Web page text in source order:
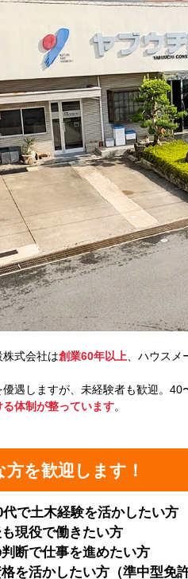
式会社は創業60年以上 、ハウス
優遇しますが、未経験者も歓迎。
体制が整っています。
方を歓迎します！
代で土木経験を活かしたい方
現役で働きたい方
断で仕事を進めたい方
を活かしたい方（準中型免